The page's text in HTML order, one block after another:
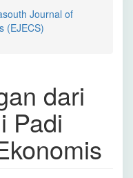
Journal of
(EJECS)
dari
Padi